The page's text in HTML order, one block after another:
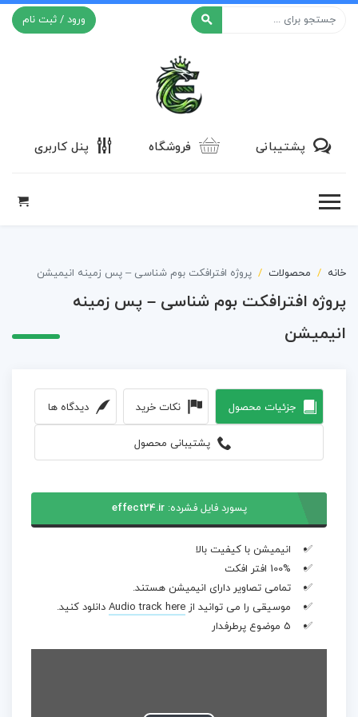
ورود / ثبت نام
پشتیبانی فروشگاه پنل کاربری
خانه محصولات پروژه افترافکت بوم شناسی – پس زمینه انیمیشن
پروژه افترافکت بوم شناسی – پس زمینه
انیمیشن
جزئیات محصول نکات خرید دیدگاه ها
پشتیبانی محصول
پسورد فایل فشرده:effect24.ir
انیمیشن با کیفیت بالا
100% افتر افکت
تمامی تصاویر دارای انیمیشن هستند.
موسیقی را می توانید از Audio track here دانلود کنید.
5 موضوع پرطرفدار